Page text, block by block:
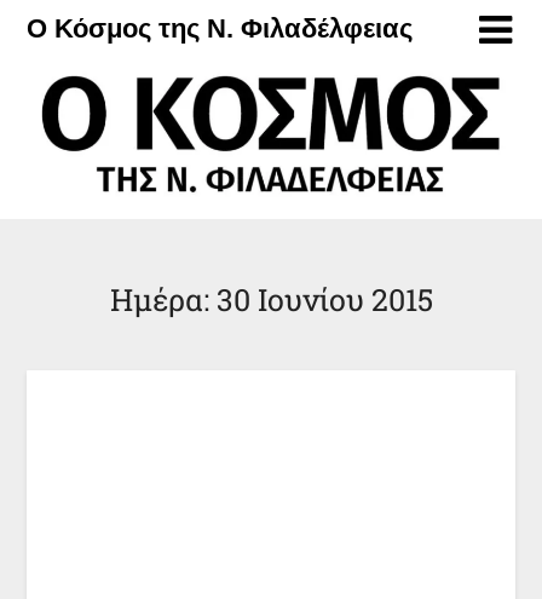
Μετάβαση
περιεχόμενο
Ο Κόσμος της Ν. Φιλαδέλφειας
Ημέρα: 30 Ιουνίου 2015